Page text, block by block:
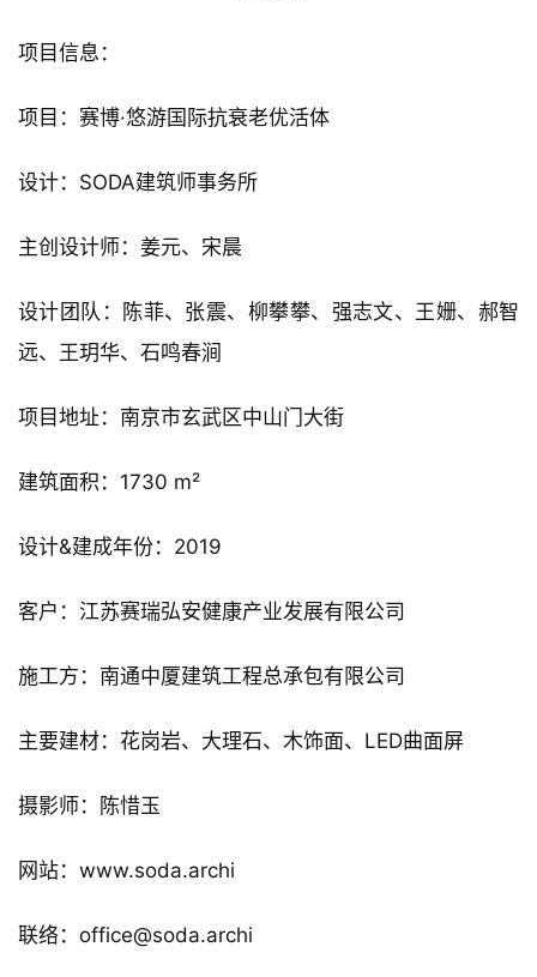
项目信息：
项目：赛博·悠游国际抗衰老优活体
设计：SODA建筑师事务所
主创设计师：姜元、宋晨
设计团队：陈菲、张震、柳攀攀、强志文、王姗、郝智
远、王玥华、石鸣春涧
项目地址：南京市玄武区中山门大街
建筑面积：1730 m²
设计&建成年份：2019
客户：江苏赛瑞弘安健康产业发展有限公司
施工方：南通中厦建筑工程总承包有限公司
主要建材：花岗岩、大理石、木饰面、LED曲面屏
摄影师：陈惜玉
网站：www.soda.archi
联络：office@soda.archi